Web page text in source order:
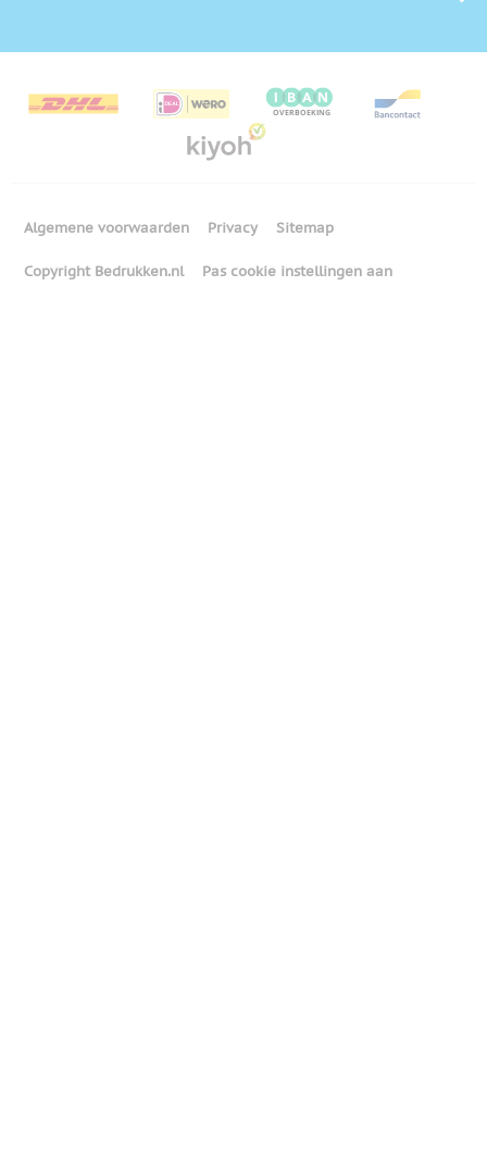
Algemene voorwaarden Privacy Sitemap
Copyright Bedrukken.nl Pas cookie instellingen aan